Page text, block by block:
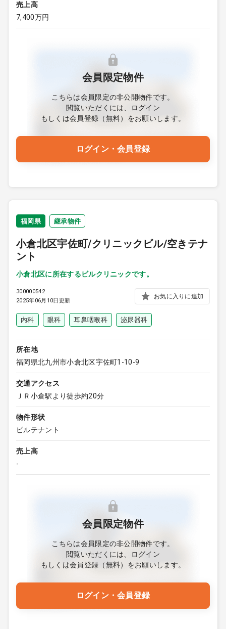
売上高
7,400万円
会員限定物件
こちらは会員限定の非公開物件です。
閲覧いただくには、ログイン
もしくは会員登録（無料）をお願いします。
ログイン・会員登録
福岡県 継承物件
小倉北区宇佐町/クリニックビル/空きテナ
ント
小倉北区に所在するビルクリニックです。
300000542
2025年06月10日更新
お気に入りに追加
内科 眼科 耳鼻咽喉科 泌尿器科
所在地
福岡県北九州市小倉北区宇佐町1-10-9
交通アクセス
ＪＲ小倉駅より徒歩約20分
物件形状
ビルテナント
売上高
-
会員限定物件
こちらは会員限定の非公開物件です。
閲覧いただくには、ログイン
もしくは会員登録（無料）をお願いします。
ログイン・会員登録